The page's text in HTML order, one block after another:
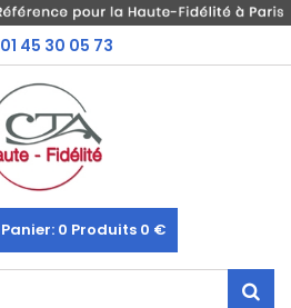
01 45 30 05 73
Panier: 0 Produits 0 €